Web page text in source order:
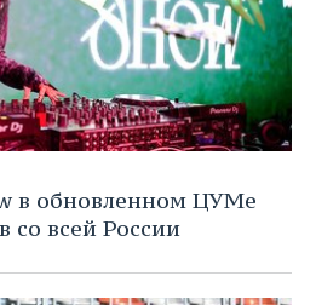
в обновленном ЦУМе
со всей России